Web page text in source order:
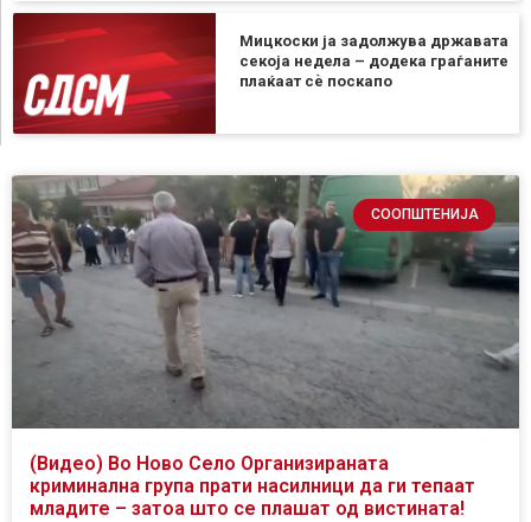
Мицкоски ја задолжува државата
секоја недела – додека граѓаните
плаќаат сѐ поскапо
СООПШТЕНИЈА
(Видео) Во Ново Село Организираната
криминална група прати насилници да ги тепаат
младите – затоа што се плашат од вистината!